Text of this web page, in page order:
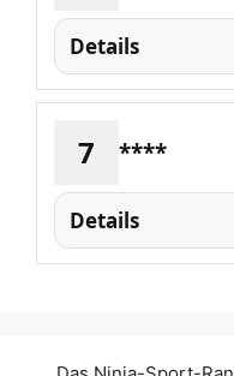
Details
7 ****
Details